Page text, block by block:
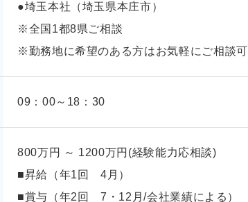
●埼玉本社（埼玉県本庄市）
※全国1都8県ご相談
※勤務地に希望のある方はお気軽にご相談可
09：00～18：30
800万円 ～ 1200万円(経験能力応相談)
■昇給（年1回 4月）
■賞与（年2回 7・12月/会社業績による）